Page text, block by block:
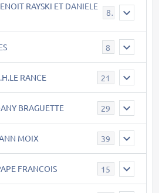
RAYSKI ET DANIELE
8
8
RANCE 21
BRAGUETTE 29
MOIX 39
FRANCOIS 15